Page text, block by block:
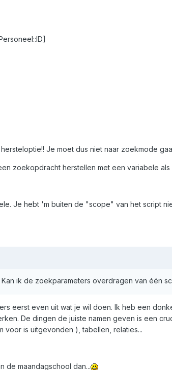
Je moet dus niet naar zoekmode
zoekopdracht herstellen met een variabele
Je hebt 'm buiten de "scope" van het script
ik de zoekparameters overdragen van één
eerst even uit wat je wil doen. Ik heb een
De dingen de juiste namen geven is een
voor is uitgevonden ), tabellen, relaties...
de maandagschool dan...